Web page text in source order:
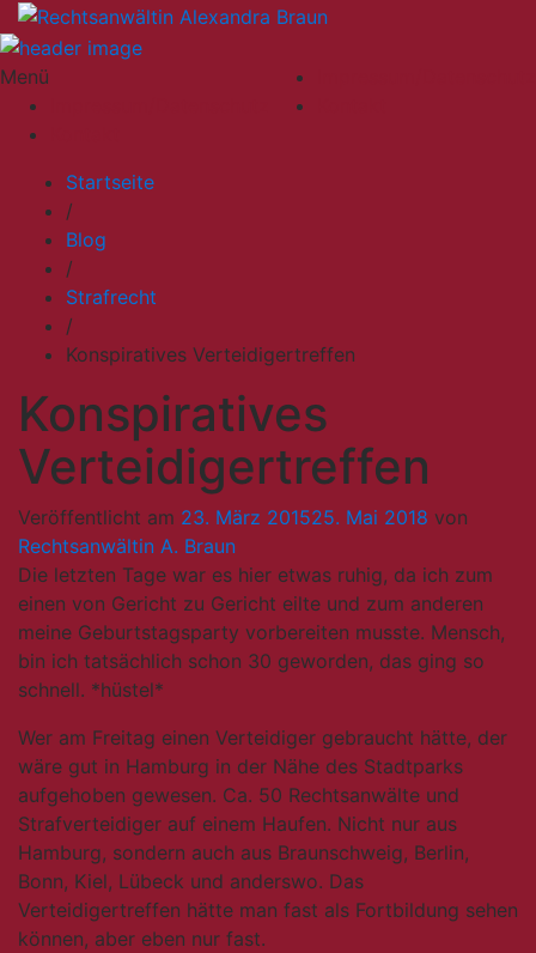
Menü
Startseite
/
Blog
/
Strafrecht
/
Konspiratives Verteidigertreffen
Konspiratives
Verteidigertreffen
Veröffentlicht am 23. März 201525. Mai 2018 von
Rechtsanwältin A. Braun
Die letzten Tage war es hier etwas ruhig, da ich zum
einen von Gericht zu Gericht eilte und zum anderen
meine Geburtstagsparty vorbereiten musste. Mensch,
bin ich tatsächlich schon 30 geworden, das ging so
schnell. *hüstel*
Wer am Freitag einen Verteidiger gebraucht hätte, der
wäre gut in Hamburg in der Nähe des Stadtparks
aufgehoben gewesen. Ca. 50 Rechtsanwälte und
Strafverteidiger auf einem Haufen. Nicht nur aus
Hamburg, sondern auch aus Braunschweig, Berlin,
Bonn, Kiel, Lübeck und anderswo. Das
Verteidigertreffen hätte man fast als Fortbildung sehen
können, aber eben nur fast.